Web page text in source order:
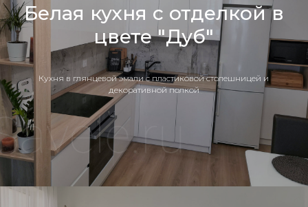
Белая кухня с отделкой в
цвете "Дуб"
Кухня в глянцевой эмали с пластиковой столешницей и
декоративной полкой